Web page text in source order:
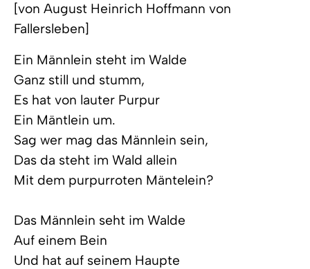
[von August Heinrich Hoffmann von
Fallersleben]
Ein Männlein steht im Walde
Ganz still und stumm,
Es hat von lauter Purpur
Ein Mäntlein um.
Sag wer mag das Männlein sein,
Das da steht im Wald allein
Mit dem purpurroten Mäntelein?
Das Männlein seht im Walde
Auf einem Bein
Und hat auf seinem Haupte